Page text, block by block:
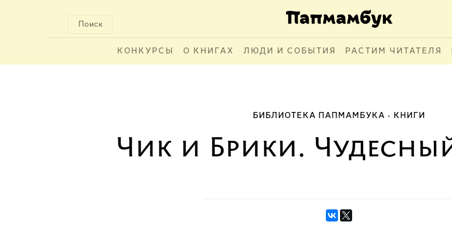
Поиск
КОНКУРСЫ О КНИГАХ ЛЮДИ И СОБЫТИЯ РАСТИМ ЧИТАТЕЛЯ
БИБЛИОТЕКА ПАПМАМБУКА КНИГИ
Чик и Брики.